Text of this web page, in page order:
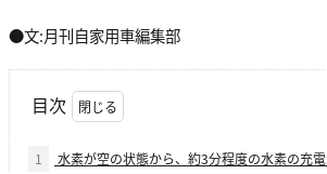
●文:月刊自家用車編集部
目次
1 水素が空の状態から、約3分程度の水素の充